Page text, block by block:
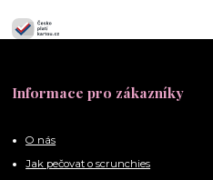
Informace pro zákazníky
O nás
Jak pečovat o scrunchies